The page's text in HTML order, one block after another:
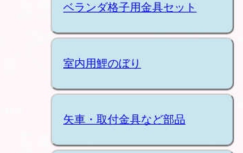
ベランダ格子用金具セット
室内用鯉のぼり
矢車・取付金具など部品